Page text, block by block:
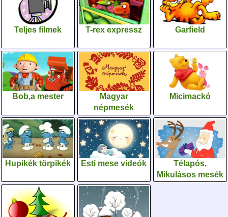
Teljes filmek T-rex expressz Garfield
Bob,a mester
Magyar
népmesék
Micimackó
Hupikék törpikék Esti mese videók
Télapós,
Mikulásos mesék